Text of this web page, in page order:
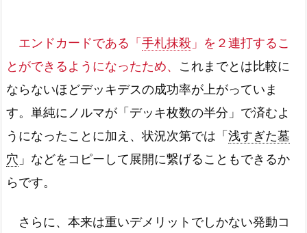
エンドカードである「 手札抹殺 」を２連打するこ
とができるようになったため、 これまでとは比較に
ならないほどデッキデスの成功率が上がっていま
す。単純にノルマが「デッキ枚数の半分」で済むよ
うになったことに加え、状況次第では「 浅すぎた墓
穴 」などをコピーして展開に繋げることもできるか
らです。
さらに、本来は重いデメリットでしかない発動コ